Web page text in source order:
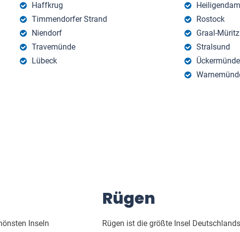
Haffkrug
Timmendorfer Strand
Niendorf
Travemünde
Lübeck
Rostock
Graal-Müritz
Stralsund
Ückermünde
Inseln
Rügen
Rügen ist die größte Insel